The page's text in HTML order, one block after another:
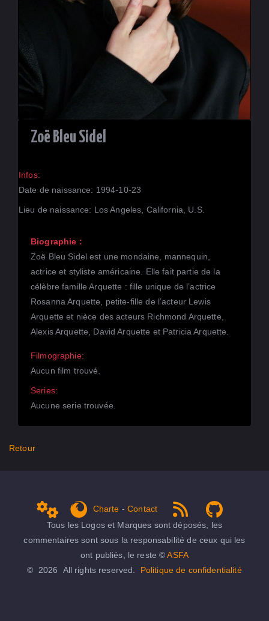
Zoë Bleu Sidel
Infos:
Date de naissance: 1994-10-23
Lieu de naissance: Los Angeles, California, U.S.
Biographie :
Zoë Bleu Sidel est une mondaine, mannequin,
actrice et styliste américaine. Elle fait partie de la
célèbre famille Arquette : fille unique de l’actrice
Rosanna Arquette, petite-fille de l’acteur Lewis
Arquette et nièce des acteurs Richmond Arquette,
Alexis Arquette, David Arquette et Patricia Arquette.
Filmographie:
Aucun film trouvé.
Series:
Aucune serie trouvée.
Retour
get Firefox
Charte -Contact
RSS 1.0
NPDS Dune on Github ...
Tous les Logos et Marques sont déposés, les
commentaires sont sous la responsabilité de ceux qui les
ont publiés, le reste ©ASFA
© 2026 All rights reserved. Politique de confidentialité